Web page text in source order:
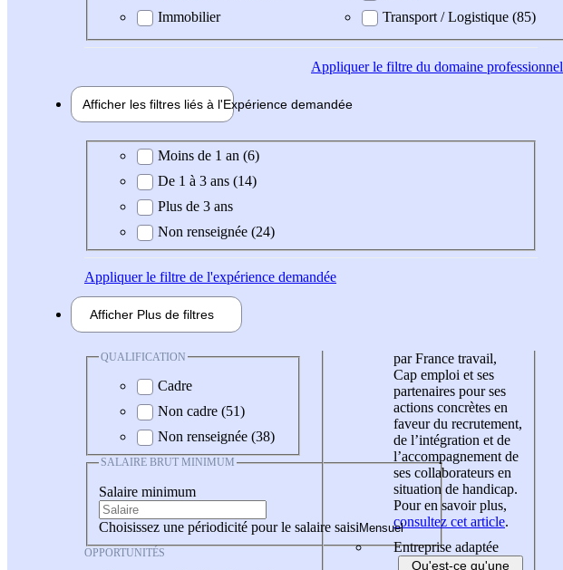
Immobilier
Transport / Logistique (85)
Appliquerle filtre du domaine professionnel
Afficher les filtres liés à l'Expérience demandée
Expérience demandée
Moins de 1 an (6)
De 1 à 3 ans (14)
Plus de 3 ans
Non renseignée (24)
Appliquerle filtre de l'expérience demandée
Afficher Plus de filtres
QUALIFICATION
Cadre
Non cadre (51)
Non renseignée (38)
SALAIRE BRUT MINIMUM
Salaire minimum
Choisissez une périodicité pour le salaire saisi
OPPORTUNITÉS
par France travail,
Cap emploi et ses
partenaires pour ses
actions concrètes en
faveur du recrutement,
de l’intégration et de
l’accompagnement de
ses collaborateurs en
situation de handicap.
Pour en savoir plus,
consultez cet article.
Entreprise adaptée
Qu'est-ce qu'une